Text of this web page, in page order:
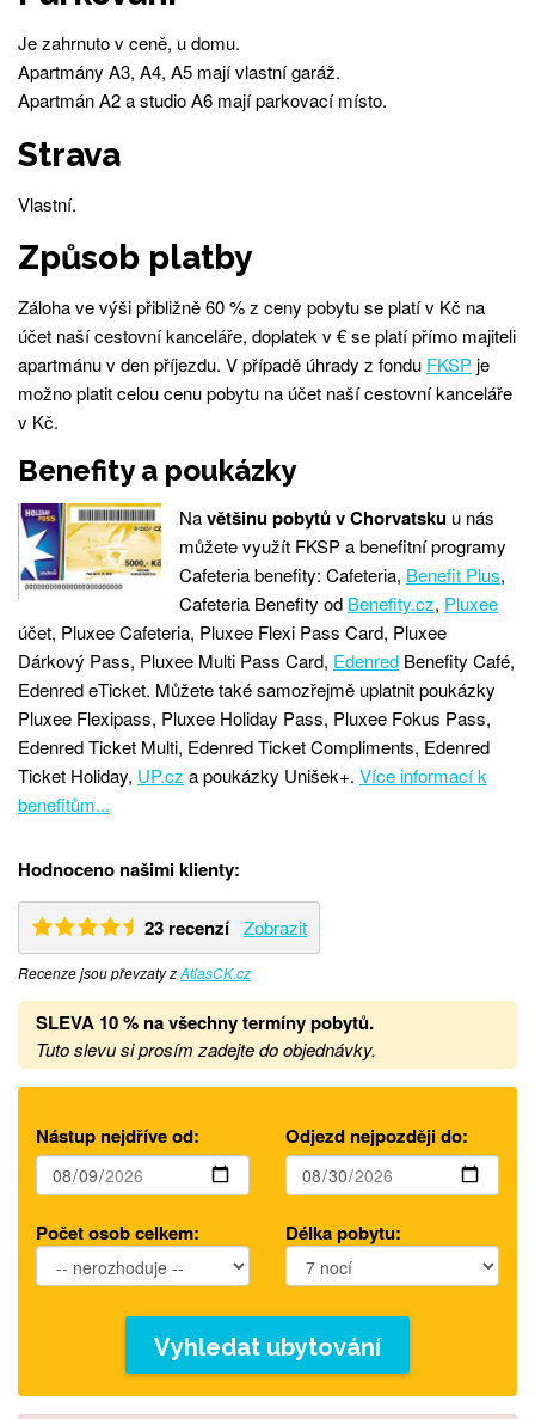
Je zahrnuto v ceně, u domu.
Apartmány A3, A4, A5 mají vlastní garáž.
Apartmán A2 a studio A6 mají parkovací místo.
Strava
Vlastní.
Způsob platby
Záloha ve výši přibližně 60 % z ceny pobytu se platí v Kč na
účet naší cestovní kanceláře, doplatek v € se platí přímo majiteli
apartmánu v den příjezdu. V případě úhrady z fondu FKSPje
možno platit celou cenu pobytu na účet naší cestovní kanceláře
v Kč.
Benefity a poukázky
Navětšinu pobytů v Chorvatsku u nás
můžete využít FKSP a benefitní programy
Cafeteria benefity: Cafeteria, Benefit Plus,
Cafeteria Benefity od Benefity.cz, Pluxee
účet, Pluxee Cafeteria, Pluxee Flexi Pass Card, Pluxee
Dárkový Pass, Pluxee Multi Pass Card, Edenred Benefity Café,
Edenred eTicket. Můžete také samozřejmě uplatnit poukázky
Pluxee Flexipass, Pluxee Holiday Pass, Pluxee Fokus Pass,
Edenred Ticket Multi, Edenred Ticket Compliments, Edenred
Ticket Holiday, UP.cz a poukázky Unišek+. Více informací k
benefitům...
Hodnoceno našimi klienty:
23 recenzí Zobrazit
Recenze jsou převzaty zAtlasCK.cz
SLEVA 10 % na všechny termíny pobytů.
Tuto slevu si prosím zadejte do objednávky.
Nástup nejdříve od: Odjezd nejpozději do:
Počet osob celkem: Délka pobytu:
Vyhledat ubytování